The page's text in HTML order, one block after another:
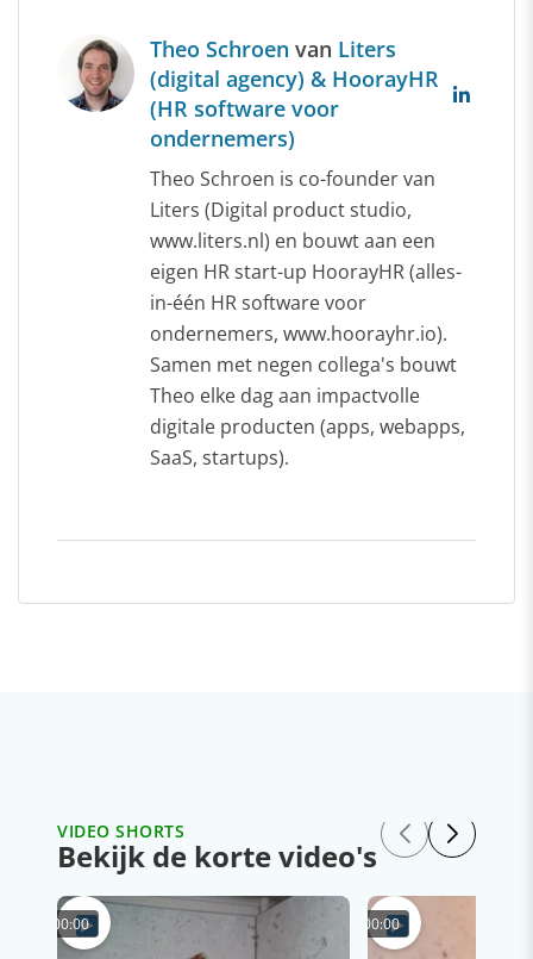
Theo Schroen van Liters
(digital agency) & HoorayHR
(HR software voor
ondernemers)
Theo Schroen is co-founder van
Liters (Digital product studio,
www.liters.nl) en bouwt aan een
eigen HR start-up HoorayHR (alles-
in-één HR software voor
ondernemers, www.hoorayhr.io).
Samen met negen collega's bouwt
Theo elke dag aan impactvolle
digitale producten (apps, webapps,
SaaS, startups).
VIDEO SHORTS
Bekijk de korte video's
00:00 00:00